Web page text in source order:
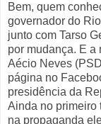
Bem, quem
governador do
junto com Tarso
por mudança. E a
Aécio Neves
página no
presidência da
Ainda no primeiro
na propaganda